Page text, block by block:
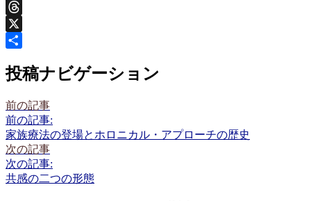
Facebook
Threads
X
有
投稿ナビゲーション
前の記事
前の記事:
家族療法の登場とホロニカル・アプローチの歴史
次の記事
次の記事:
共感の二つの形態